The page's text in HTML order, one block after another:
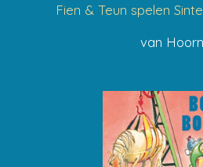
Fien & Teun spelen
van